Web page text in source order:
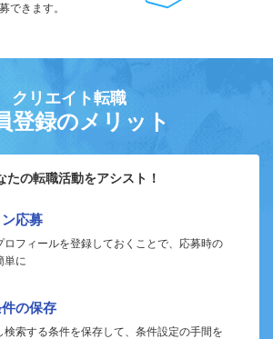
できます。
クリエイト転職
登録のメリット
たの転職活動をアシスト！
応募
ロフィールを登録しておくことで、応募時の
単に
の保存
検索する条件を保存して、条件設定の手間を